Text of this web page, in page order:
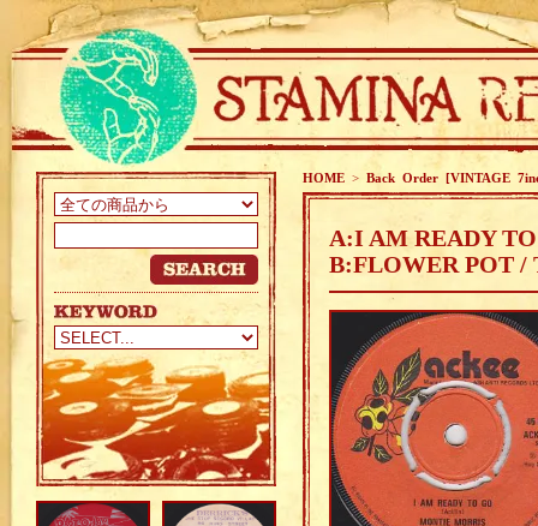
HOME > Back Order [VINTAGE
A:I AM READY
B:FLOWER POT